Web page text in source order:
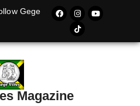
Gege
Magazine